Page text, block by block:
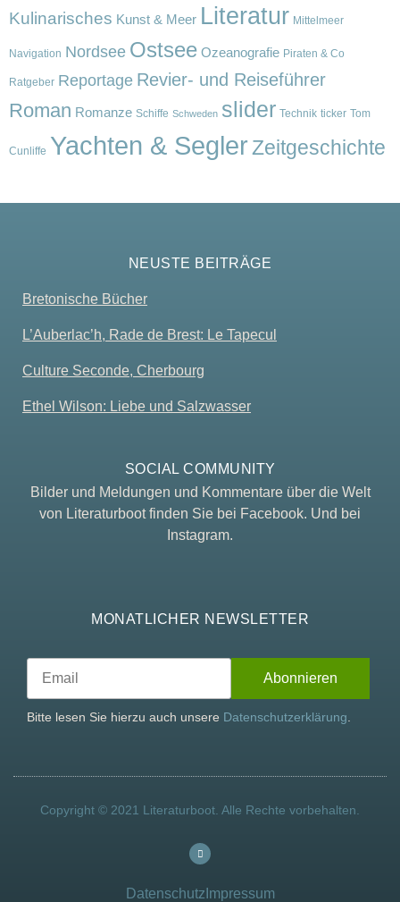
Kulinarisches Kunst & Meer Literatur Mittelmeer
Navigation Nordsee Ostsee Ozeanografie Piraten & Co
Ratgeber Reportage Revier- und Reiseführer
Roman Romanze Schiffe Schweden slider Technik ticker Tom
Cunliffe Yachten & SeglerZeitgeschichte
NEUSTE BEITRÄGE
Bretonische Bücher
L’Auberlac’h, Rade de Brest: Le Tapecul
Culture Seconde, Cherbourg
Ethel Wilson: Liebe und Salzwasser
SOCIAL COMMUNITY
Bilder und Meldungen und Kommentare über die Welt
von Literaturboot finden Sie bei Facebook. Und bei
Instagram.
MONATLICHER NEWSLETTER
Bitte lesen Sie hierzu auch unsere Datenschutzerklärung.
Copyright © 2021 Literaturboot. Alle Rechte vorbehalten.
Datenschutz Impressum